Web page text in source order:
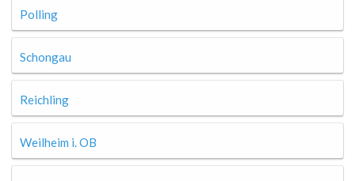
Polling
Schongau
Reichling
Weilheim i. OB